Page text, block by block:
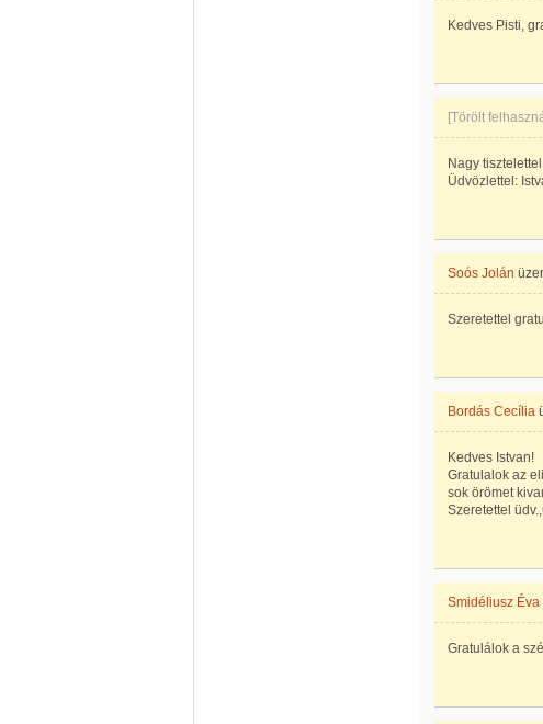
Kedves Pisti,
[Törölt
Nagy
Üdvözlettel:
Soós Jolán
Szeretettel
Bordás Cecília
Kedves Istvan!
Gratulalok az
sok örömet
Szeretettel
Smidéliusz Éva
Gratulálok a